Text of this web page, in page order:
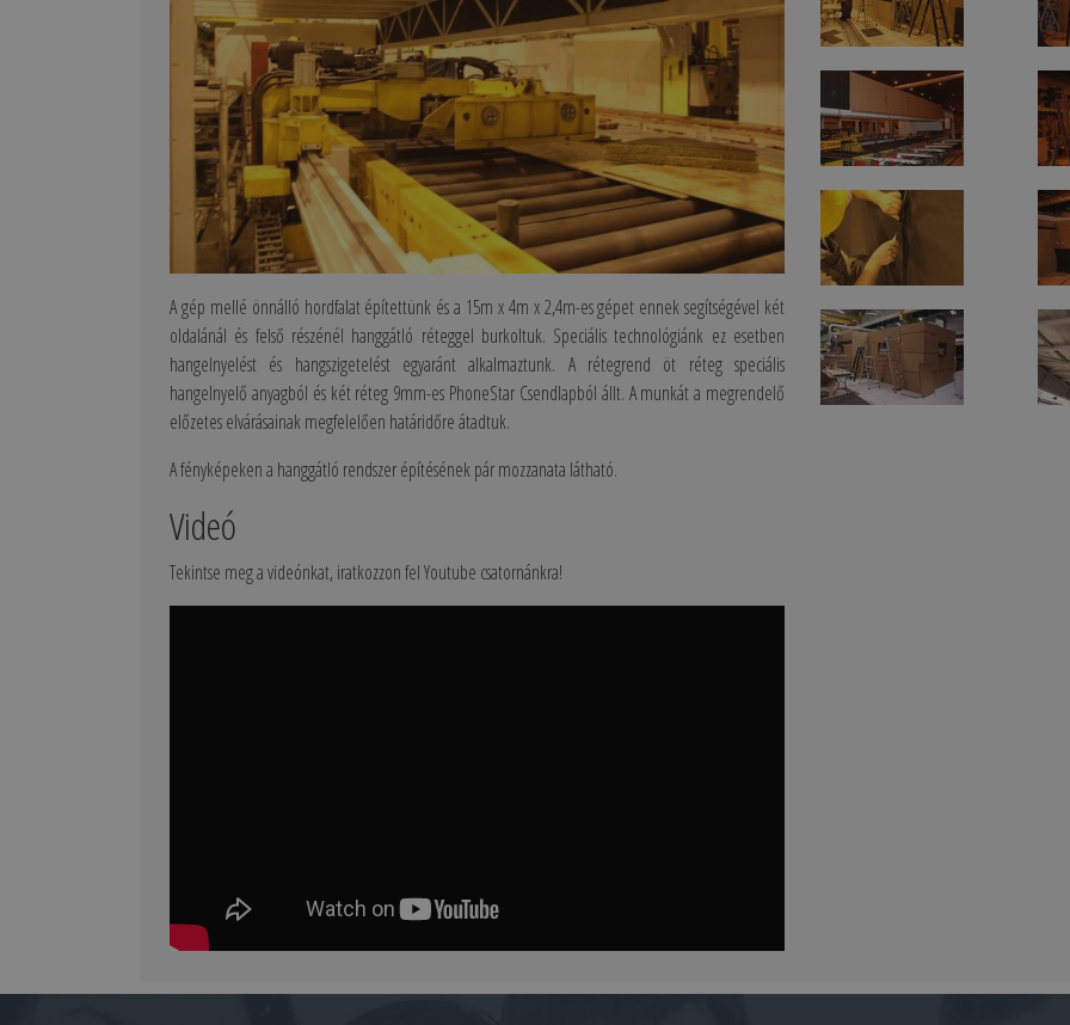
A gép mellé önnálló hordfalat építettünk és a 15m x 4m x 2,4m-es gépet ennek segítségével két
oldalánál és felső részénél hanggátló réteggel burkoltuk. Speciális technológiánk ez esetben
hangelnyelést és hangszigetelést egyaránt alkalmaztunk. A rétegrend öt réteg speciális
hangelnyelő anyagból és két réteg 9mm-es PhoneStar Csendlapból állt. A munkát a megrendelő
előzetes elvárásainak megfelelően határidőre átadtuk.
A fényképeken a hanggátló rendszer építésének pár mozzanata látható.
Videó
Tekintse meg a videónkat, iratkozzon fel Youtube csatornánkra!